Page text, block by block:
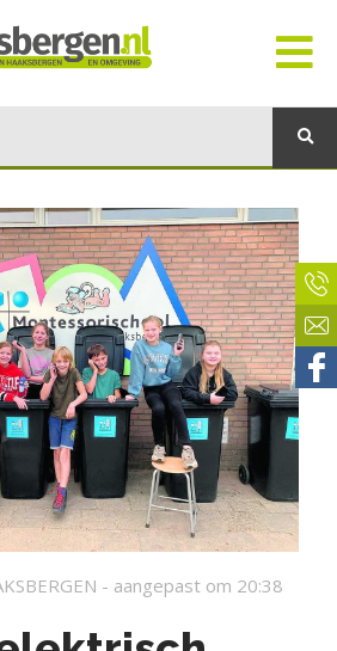
- aangepast om 20:38